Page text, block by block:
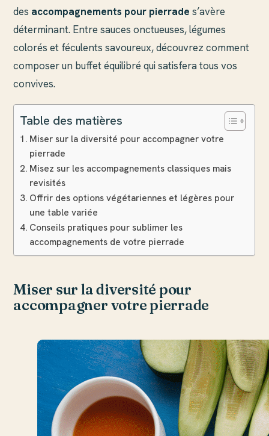
des accompagnements pour pierrade s’avère
déterminant. Entre sauces onctueuses, légumes
colorés et féculents savoureux, découvrez comment
composer un buffet équilibré qui satisfera tous vos
convives.
Table des matières
Miser sur la diversité pour accompagner votre
pierrade
Misez sur les accompagnements classiques mais
revisités
Offrir des options végétariennes et légères pour
une table variée
Conseils pratiques pour sublimer les
accompagnements de votre pierrade
Miser sur la diversité pour
accompagner votre pierrade